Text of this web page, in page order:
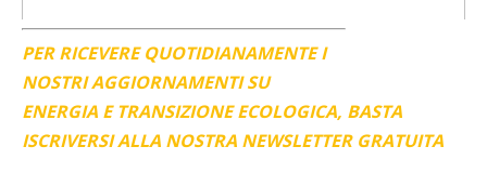
PER RICEVERE QUOTIDIANAMENTE I
NOSTRI AGGIORNAMENTI SU
ENERGIA E TRANSIZIONE ECOLOGICA, BASTA
ISCRIVERSI ALLA NOSTRA NEWSLETTER GRATUITA